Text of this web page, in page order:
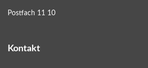
Postfach 11 10
Kontakt